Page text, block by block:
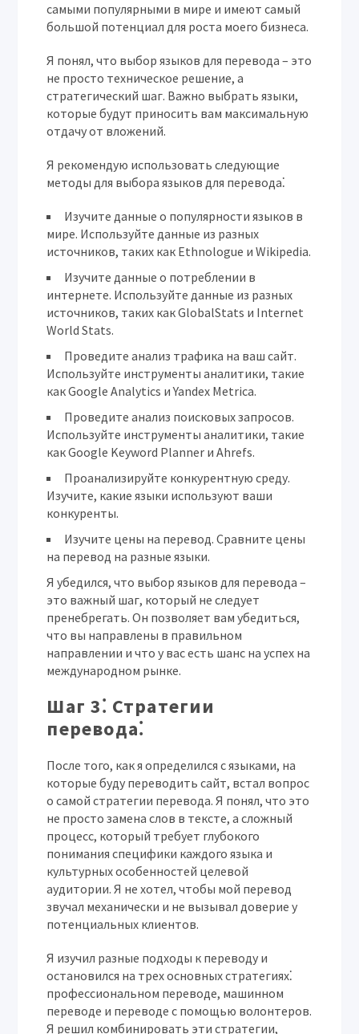
самыми популярными в мире и имеют самый
большой потенциал для роста моего бизнеса.
Я понял, что выбор языков для перевода – это
не просто техническое решение, а
стратегический шаг. Важно выбрать языки,
которые будут приносить вам максимальную
отдачу от вложений.
Я рекомендую использовать следующие
методы для выбора языков для перевода⁚
Изучите данные о популярности языков в
мире. Используйте данные из разных
источников, таких как Ethnologue и Wikipedia.
Изучите данные о потреблении в
интернете. Используйте данные из разных
источников, таких как GlobalStats и Internet
World Stats.
Проведите анализ трафика на ваш сайт.
Используйте инструменты аналитики, такие
как Google Analytics и Yandex Metrica.
Проведите анализ поисковых запросов.
Используйте инструменты аналитики, такие
как Google Keyword Planner и Ahrefs.
Проанализируйте конкурентную среду.
Изучите, какие языки используют ваши
конкуренты.
Изучите цены на перевод. Сравните цены
на перевод на разные языки.
Я убедился, что выбор языков для перевода –
это важный шаг, который не следует
пренебрегать. Он позволяет вам убедиться,
что вы направлены в правильном
направлении и что у вас есть шанс на успех на
международном рынке.
Шаг 3⁚ Стратегии
перевода⁚
После того, как я определился с языками, на
которые буду переводить сайт, встал вопрос
о самой стратегии перевода. Я понял, что это
не просто замена слов в тексте, а сложный
процесс, который требует глубокого
понимания специфики каждого языка и
культурных особенностей целевой
аудитории. Я не хотел, чтобы мой перевод
звучал механически и не вызывал доверие у
потенциальных клиентов.
Я изучил разные подходы к переводу и
остановился на трех основных стратегиях⁚
профессиональном переводе, машинном
переводе и переводе с помощью волонтеров.
Я решил комбинировать эти стратегии,